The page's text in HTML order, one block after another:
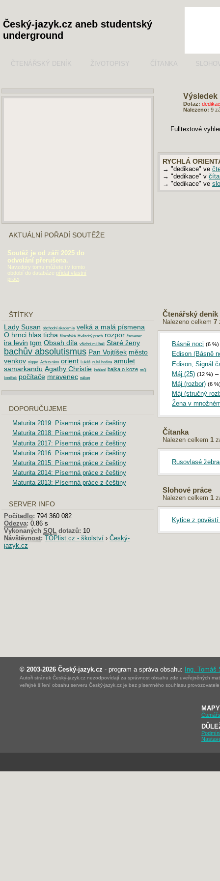
Český-jazyk.cz aneb studentský
underground
ČTENÁŘSKÝ DENÍK ŽIVOTOPISY ČÍTANKA
Výsledek
Dotaz:
Nalezeno: 9
Fulltextové
RYCHLÁ
→ "dedikace" ve
→ "dedikace" v
→ "dedikace" ve
Čtenářský deník
Nalezeno celkem 7
Básně noci (6 %)
Edison (Básně
Edison, Signál
Máj (25) (12 %) –
Máj (rozbor) (6
Máj (stručný
Žena v
Čítanka
Nalezen celkem 1
Rusovlasé
Slohové práce
Nalezen celkem 1
Kytice z
AKTUÁLNÍ POŘADÍ SOUTĚŽE
Soutěž je od září 2025 do
odvolání přerušena.
Navzdory tomu můžete i v tomto
období do databáze přidat vlastní
práci
ŠTÍTKY
Lady Susan obchodní akademie velká a malá písmena
O hrnci hlas ticha filozofská Hvězdný prach rozpor červenec
ira levin tgm Obsah díla všichni mi lhali Staré ženy
bachův absolutismus Pan Vojtíšek město
venkov nigger Ach to ráno orient Lukáš nultá hodina amulet
samarkandu Agathy Christie žehlení bajka o koze můj
koníček počítače mravenec nákup
DOPORUČUJEME
Maturita 2019: Písemná práce z češtiny
Maturita 2018: Písemná práce z češtiny
Maturita 2017: Písemná práce z češtiny
Maturita 2016: Písemná práce z češtiny
Maturita 2015: Písemná práce z češtiny
Maturita 2014: Písemná práce z češtiny
Maturita 2013: Písemná práce z češtiny
SERVER INFO
Počítadlo: 794 360 082
Odezva: 0.86 s
Vykonaných SQL dotazů: 10
Návštěvnost: TOPlist.cz - školství › Český-
jazyk.cz
© 2003-2026 Český-jazyk.cz - program a správa obsahu: Ing. Tomáš
Autoři stránek Český-jazyk.cz nezodpovídají za správnost obsahu zde uveřejněných
veřejné šíření obsahu serveru Český-jazyk.cz je bez písemného souhlasu